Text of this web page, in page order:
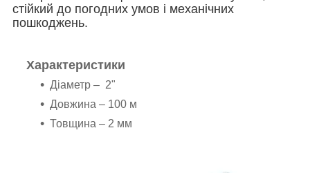
стійкий до погодних умов і механічних
пошкоджень.
Характеристики
Діаметр – 2"
Довжина – 100 м
Товщина – 2 мм